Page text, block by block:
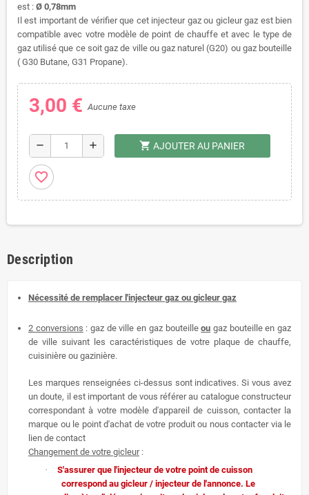
est : Ø 0,78mm
Il est important de vérifier que cet injecteur gaz ou gicleur gaz est bien
compatible avec votre modèle de point de chauffe et avec le type de
gaz utilisé que ce soit gaz de ville ou gaz naturel (G20) ou gaz bouteille
( G30 Butane, G31 Propane).
3,00 €Aucune taxe
remove add shopping_cart AJOUTER AU PANIER
favorite_border
Description
Nécessité de remplacer l'injecteur gaz ou gicleur gaz
2 conversions : gaz de ville en gaz bouteilleou gaz bouteille en gaz
de ville suivant les caractéristiques de votre plaque de chauffe,
cuisinière ou gazinière.
Les marques renseignées ci-dessus sont indicatives. Si vous avez
un doute, il est important de vous référer au catalogue constructeur
correspondant à votre modèle d'appareil de cuisson, contacter la
marque ou le point d'achat de votre produit ou nous contacter via le
lien de contact
Changement de votre gicleur:
·
S'assurer que l'injecteur de votre point de cuisson
correspond au gicleur / injecteur de l'annonce. Le